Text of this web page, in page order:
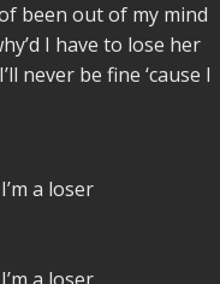
been out of my mind
I have to lose her
never be fine ‘cause I
a loser